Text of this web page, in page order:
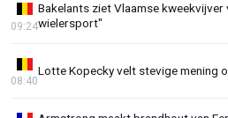
Bakelants ziet Vlaamse
wielersport"
09:24
Lotte Kopecky velt stevige mening
08:40